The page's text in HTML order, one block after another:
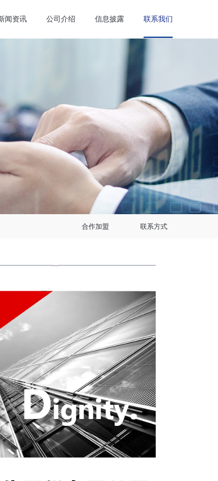
闻资讯 公司介绍 信息披露 联系我们
合作加盟 联系方式